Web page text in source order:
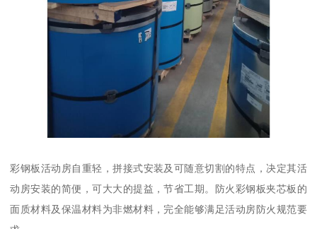
彩钢板活动房自重轻，拼接式安装及可随意切割的特点，决定其活
动房安装的简便，可大大的提益，节省工期。防火彩钢板夹芯板的
面质材料及保温材料为非燃材料，完全能够满足活动房防火规范要